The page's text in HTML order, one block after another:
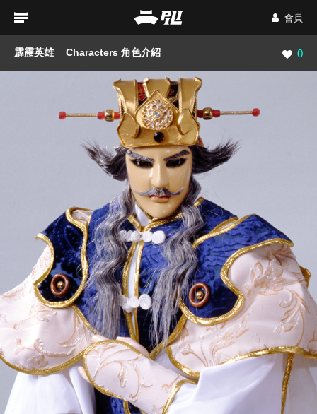
會員
霹靂英雄 Characters 角色介紹 瀏覽
0